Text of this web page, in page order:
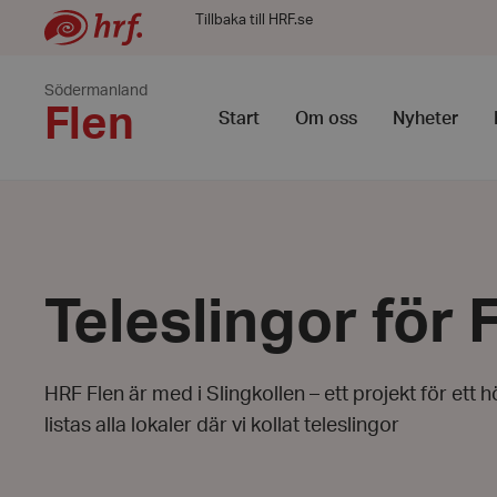
Tillbaka till HRF.se
Södermanland
Flen Start Om oss Nyheter
Teleslingor för
HRF Flen är med i Slingkollen – ett projekt för ett
listas alla lokaler där vi kollat teleslingor